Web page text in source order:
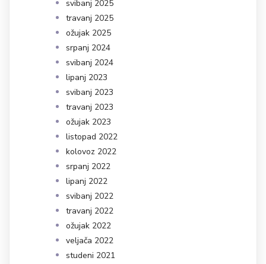
svibanj 2025
travanj 2025
ožujak 2025
srpanj 2024
svibanj 2024
lipanj 2023
svibanj 2023
travanj 2023
ožujak 2023
listopad 2022
kolovoz 2022
srpanj 2022
lipanj 2022
svibanj 2022
travanj 2022
ožujak 2022
veljača 2022
studeni 2021